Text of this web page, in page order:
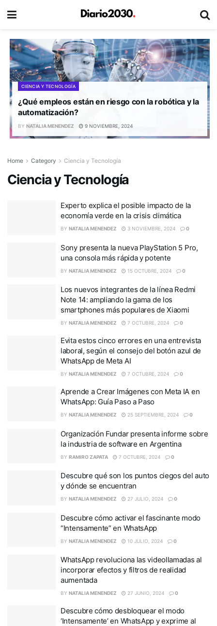
CIENCIA Y TECNOLOGÍA
¿Qué empleos están en riesgo con la robótica y la
automatización?
BY NATALIA MENENDEZ 9 NOVIEMBRE, 2024
Home Category Ciencia y Tecnología
Ciencia y Tecnología
Experto explica el posible impacto de la
economía verde en la crisis climática
BY NATALIA MENENDEZ 3 NOVIEMBRE, 2024 0
Sony presenta la nueva PlayStation 5 Pro,
una consola más rápida y potente
BY NATALIA MENENDEZ 15 OCTUBRE, 2024 0
Los nuevos integrantes de la línea Redmi
Note 14: ampliando la gama de los
smartphones más populares de Xiaomi
BY NATALIA MENENDEZ 7 OCTUBRE, 2024 0
Evita estos cinco errores en una entrevista
laboral, según el consejo del botón azul de
WhatsApp de Meta AI
BY NATALIA MENENDEZ 7 OCTUBRE, 2024 0
Aprende a Crear Imágenes con Meta IA en
WhatsApp: Guía Paso a Paso
BY NATALIA MENENDEZ 25 SEPTIEMBRE, 2024 0
Organización Fundar presenta informe sobre
la industria de software en Argentina
BY RAMIRO ZAPATA 7 OCTUBRE, 2024 0
Descubre qué son los puntos ciegos del auto
y dónde se encuentran
BY NATALIA MENENDEZ 27 JULIO, 2024 0
Descubre cómo activar el fascinante modo
“Intensamente” en WhatsApp
BY NATALIA MENENDEZ 10 JULIO, 2024 0
WhatsApp revoluciona las videollamadas al
incorporar efectos y filtros de realidad
aumentada
BY NATALIA MENENDEZ 27 JUNIO, 2024 0
Descubre cómo desbloquear el modo
‘Intensamente’ en WhatsApp y exprime al